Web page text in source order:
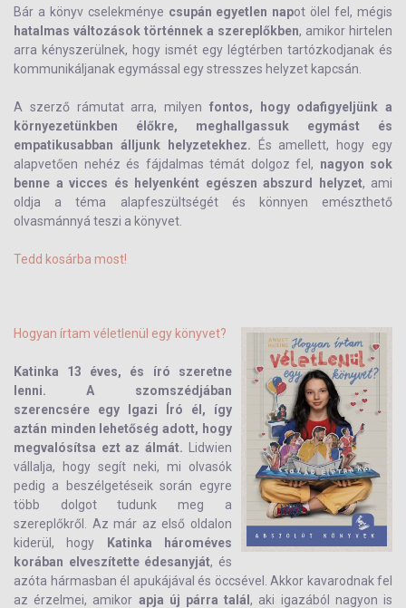
Bár a könyv cselekménye csupán egyetlen napot ölel fel, mégis
hatalmas változások történnek a szereplőkben, amikor hirtelen
arra kényszerülnek, hogy ismét egy légtérben tartózkodjanak és
kommunikáljanak egymással egy stresszes helyzet kapcsán.
A szerző rámutat arra, milyen fontos, hogy odafigyeljünk a
környezetünkben élőkre, meghallgassuk egymást és
empatikusabban álljunk helyzetekhez. És amellett, hogy egy
alapvetően nehéz és fájdalmas témát dolgoz fel, nagyon sok
benne a vicces és helyenként egészen abszurd helyzet, ami
oldja a téma alapfeszültségét és könnyen emészthető
olvasmánnyá teszi a könyvet.
Tedd kosárba most!
Hogyan írtam véletlenül egy könyvet?
Katinka 13 éves, és író szeretne
lenni. A szomszédjában
szerencsére egy Igazi Író él, így
aztán minden lehetőség adott, hogy
megvalósítsa ezt az álmát. Lidwien
vállalja, hogy segít neki, mi olvasók
pedig a beszélgetéseik során egyre
több dolgot tudunk meg a
szereplőkről. Az már az első oldalon
kiderül, hogy
Katinka hároméves
korában elveszítette édesanyját, és
azóta hármasban él apukájával és öccsével. Akkor kavarodnak fel
az érzelmei, amikor apja új párra talál, aki igazából nagyon is